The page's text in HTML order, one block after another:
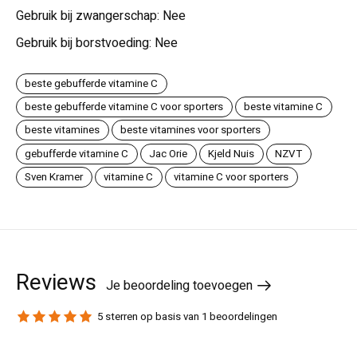
Gebruik bij zwangerschap: Nee
Gebruik bij borstvoeding: Nee
beste gebufferde vitamine C
beste gebufferde vitamine C voor sporters
beste vitamine C
beste vitamines
beste vitamines voor sporters
gebufferde vitamine C
Jac Orie Kjeld Nuis
NZVT
Sven Kramer
vitamine C vitamine C voor sporters
Reviews Je beoordeling toevoegen
The rating of this product is5 out of 5
5 sterren op basis van 1 beoordelingen